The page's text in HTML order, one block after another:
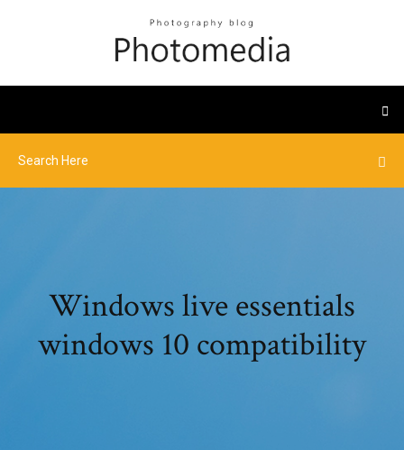
Windows live essentials
windows 10 compatibility